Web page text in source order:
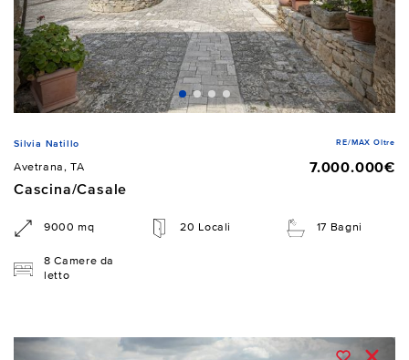
Silvia Natillo RE/MAX Oltre
Avetrana, TA
7.000.000€
Cascina/Casale
9000 mq 20 Locali 17 Bagni
8 Camere da
letto